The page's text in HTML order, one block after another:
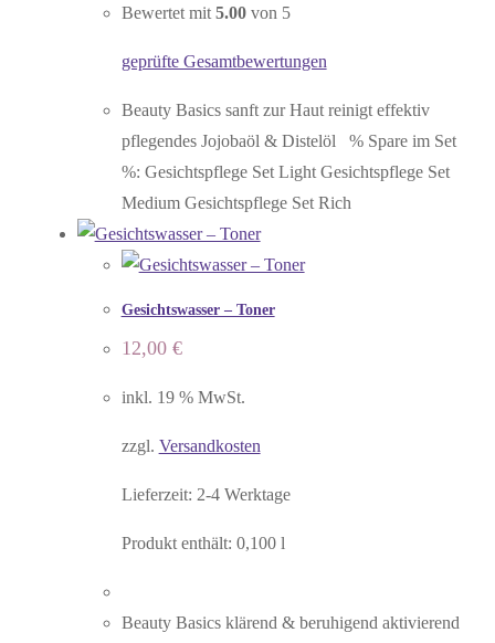
Bewertet mit 5.00von 5
geprüfte Gesamtbewertungen
Beauty Basics sanft zur Haut reinigt effektiv
pflegendes Jojobaöl & Distelöl % Spare im Set
%: Gesichtspflege Set Light Gesichtspflege Set
Medium Gesichtspflege Set Rich
Gesichtswasser – Toner
12,00 €
inkl. 19 % MwSt.
zzgl. Versandkosten
Lieferzeit: 2-4 Werktage
Produkt enthält: 0,100 l
Beauty Basics klärend & beruhigend aktivierend